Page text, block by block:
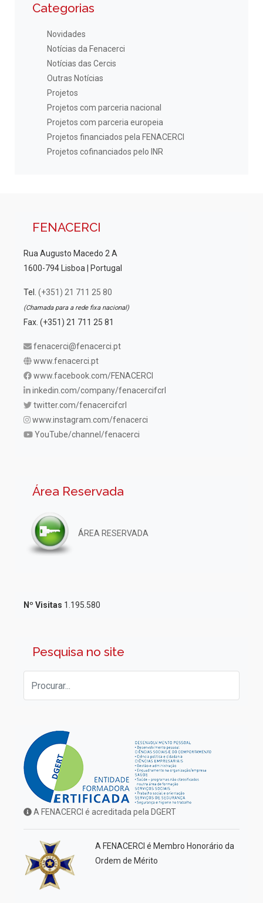
Categorias
Novidades
Notícias da Fenacerci
Notícias das Cercis
Outras Notícias
Projetos
Projetos com parceria nacional
Projetos com parceria europeia
Projetos financiados pela FENACERCI
Projetos cofinanciados pelo INR
FENACERCI
Rua Augusto Macedo 2 A
1600-794 Lisboa | Portugal
Tel. (+351) 21 711 25 80
(Chamada para a rede fixa nacional)
Fax. (+351) 21 711 25 81
fenacerci@fenacerci.pt
www.fenacerci.pt
www.facebook.com/FENACERCI
inkedin.com/company/fenacercifcrl
twitter.com/fenacercifcrl
www.instagram.com/fenacerci
YouTube/channel/fenacerci
Área Reservada
ÁREA RESERVADA
Nº Visitas 1.195.580
Pesquisa no site
A FENACERCI é acreditada pela DGERT
A FENACERCI é Membro Honorário da
Ordem de Mérito